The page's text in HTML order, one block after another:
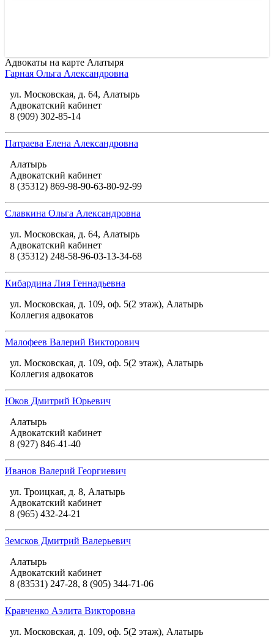
Адвокаты на карте Алатыря
Гарная Ольга Александровна
ул. Московская, д. 64, Алатырь
Адвокатский кабинет
8 (909) 302-85-14
Патраева Елена Александровна
Алатырь
Адвокатский кабинет
8 (35312) 869-98-90-63-80-92-99
Славкина Ольга Александровна
ул. Московская, д. 64, Алатырь
Адвокатский кабинет
8 (35312) 248-58-96-03-13-34-68
Кибардина Лия Геннадьевна
ул. Московская, д. 109, оф. 5(2 этаж), Алатырь
Коллегия адвокатов
Малофеев Валерий Викторович
ул. Московская, д. 109, оф. 5(2 этаж), Алатырь
Коллегия адвокатов
Юков Дмитрий Юрьевич
Алатырь
Адвокатский кабинет
8 (927) 846-41-40
Иванов Валерий Георгиевич
ул. Троицкая, д. 8, Алатырь
Адвокатский кабинет
8 (965) 432-24-21
Земсков Дмитрий Валерьевич
Алатырь
Адвокатский кабинет
8 (83531) 247-28, 8 (905) 344-71-06
Кравченко Аэлита Викторовна
ул. Московская, д. 109, оф. 5(2 этаж), Алатырь